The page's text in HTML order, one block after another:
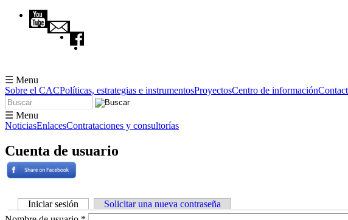
Pasar al contenido principal
☰ Menu
Sobre el CACPolíticas, estrategias e instrumentosProyectosCentro de información
Formulario de búsqueda
Buscar
☰ Menu
NoticiasEnlacesContrataciones y consultorías
Cuenta de usuario
Iniciar sesión (solapa activa)
Solicitar una nueva contraseña